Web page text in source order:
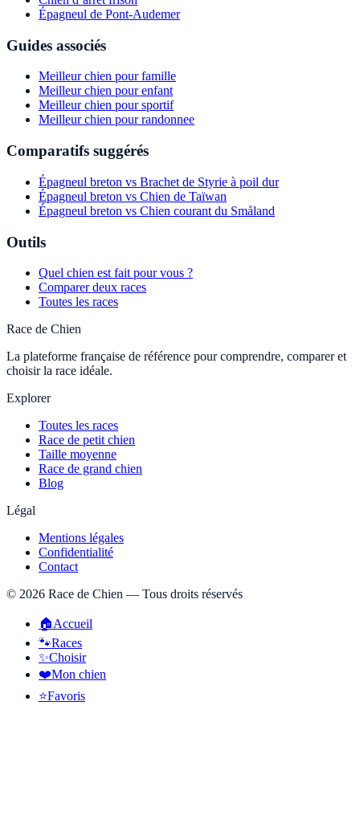
Épagneul de Pont-Audemer
Guides associés
Meilleur chien pour famille
Meilleur chien pour enfant
Meilleur chien pour sportif
Meilleur chien pour randonnee
Comparatifs suggérés
Épagneul breton vs Brachet de Styrie à poil dur
Épagneul breton vs Chien de Taïwan
Épagneul breton vs Chien courant du Småland
Outils
Quel chien est fait pour vous ?
Comparer deux races
Toutes les races
Race de Chien
La plateforme française de référence pour comprendre, comparer et
choisir la race idéale.
Explorer
Toutes les races
Race de petit chien
Taille moyenne
Race de grand chien
Blog
Légal
Mentions légales
Confidentialité
Contact
© 2026 Race de Chien — Tous droits réservés
🏠Accueil
🐾Races
✨Choisir
❤️Mon chien
⭐Favoris